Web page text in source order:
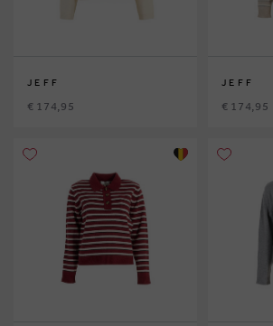
JEFF
€ 174,95
JEFF
€ 174,95